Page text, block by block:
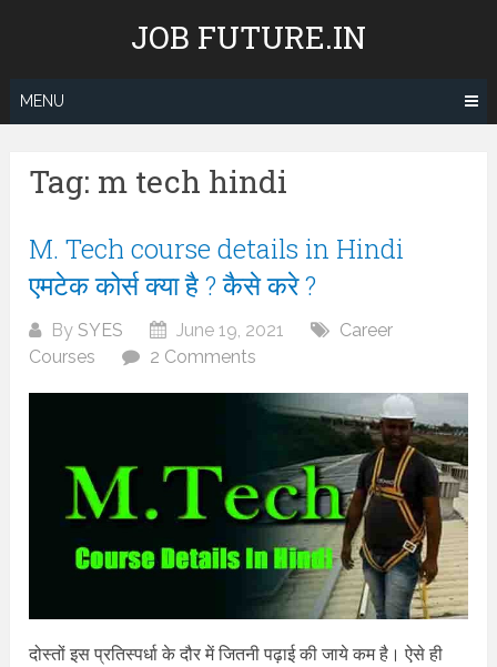
JOB FUTURE.IN
MENU
Tag: m tech hindi
M. Tech course details in Hindi
एमटेक कोर्स क्या है ? कैसे करे ?
BySYES June 19, 2021
Career
Courses
2 Comments
दोस्तों इस प्रतिस्पर्धा के दौर में जितनी पढ़ाई की जाये कम है। ऐसे ही